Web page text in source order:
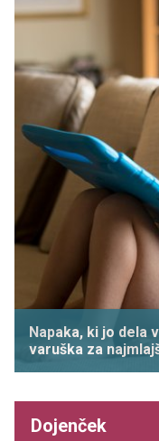
Napaka, ki jo dela
varuška za
Dojenček